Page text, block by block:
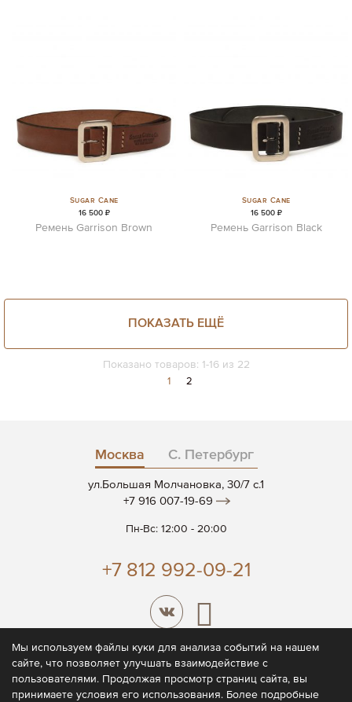
Sugar Cane
16 500 ₽
Ремень Garrison Brown
Sugar Cane
16 500 ₽
Ремень Garrison Black
ПОКАЗАТЬ ЕЩЁ
Показано товаров: 1-16из 22
Вы
1 Страница
2
Москва С. Петербург
ул.Большая Молчановка, 30/7 c.1
+7 916 007-19-69
Пн-Вс: 12:00 - 20:00
+7 812 992-09-21
Политика конфиденциальности
Мы используем файлы куки для анализа событий на нашем
сайте, что позволяет улучшать взаимодействие с
пользователями. Продолжая просмотр страниц сайта, вы
принимаете условия его использования. Более подробные